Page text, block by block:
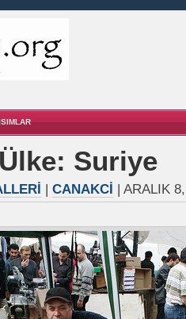
Suriye
| CANAKCI | ARALIK